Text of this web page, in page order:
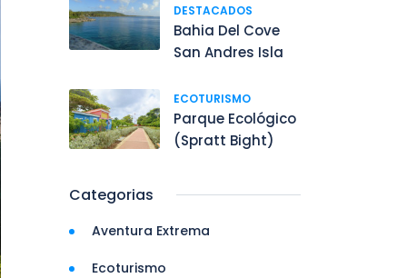
DESTACADOS
Bahia Del Cove
San Andres Isla
ECOTURISMO
Parque Ecológico
(Spratt Bight)
Categorias
Aventura Extrema
Ecoturismo